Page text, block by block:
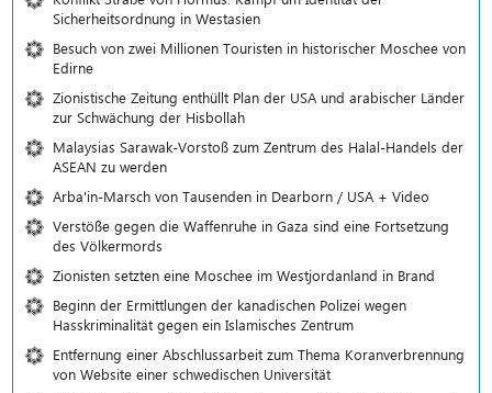
Sicherheitsordnung in Westasien
Besuch von zwei Millionen Touristen in historischer Moschee von
Edirne
Zionistische Zeitung enthüllt Plan der USA und arabischer Länder
zur Schwächung der Hisbollah
Malaysias Sarawak-Vorstoß zum Zentrum des Halal-Handels der
ASEAN zu werden
Arba'in-Marsch von Tausenden in Dearborn / USA + Video
Verstöße gegen die Waffenruhe in Gaza sind eine Fortsetzung
des Völkermords
Zionisten setzten eine Moschee im Westjordanland in Brand
Beginn der Ermittlungen der kanadischen Polizei wegen
Hasskriminalität gegen ein Islamisches Zentrum
Entfernung einer Abschlussarbeit zum Thema Koranverbrennung
von Website einer schwedischen Universität